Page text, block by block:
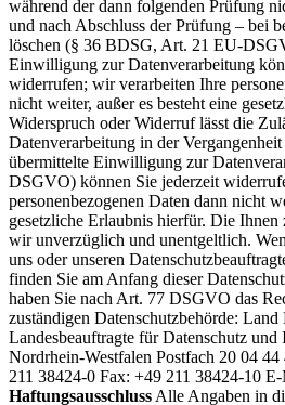
während der dann folgenden Prüfung
und nach Abschluss der Prüfung – bei
löschen (§ 36 BDSG, Art. 21 EU-
Einwilligung zur Datenverarbeitung
widerrufen; wir verarbeiten Ihre
nicht weiter, außer es besteht eine
Widerspruch oder Widerruf lässt die
Datenverarbeitung in der
übermittelte Einwilligung zur
DSGVO) können Sie jederzeit
personenbezogenen Daten dann nicht
gesetzliche Erlaubnis hierfür. Die Ihnen
wir unverzüglich und unentgeltlich.
uns oder unseren
finden Sie am Anfang dieser
haben Sie nach Art. 77 DSGVO das
zuständigen Datenschutzbehörde:
Landesbeauftragte für Datenschutz
Nordrhein-Westfalen Postfach 20 04
211 38424-0 Fax: +49 211 38424-10
Haftungsausschluss Alle Angaben in